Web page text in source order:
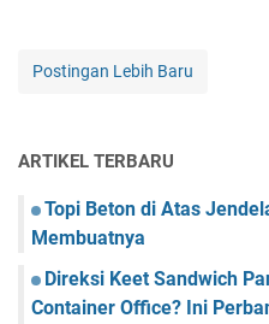
Postingan Lebih Baru
ARTIKEL TERBARU
Topi Beton di Atas
Membuatnya
Direksi Keet Sandwich
Container Office? Ini